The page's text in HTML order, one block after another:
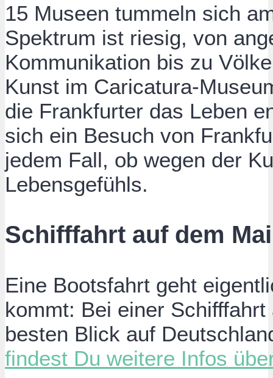
15 Museen tummeln sich
Spektrum ist riesig, von
Kommunikation bis zu
Kunst im Caricatura-
die Frankfurter das Leben
sich ein Besuch von
jedem Fall, ob wegen der
Lebensgefühls.
Schifffahrt auf dem
Eine Bootsfahrt geht
kommt: Bei einer
besten Blick auf
findest Du weitere Infos